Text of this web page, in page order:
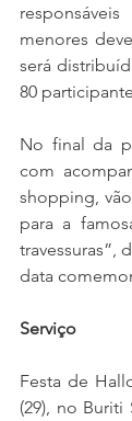
menores
será
80
No final da
com
shopping,
para a
travessuras”,
data
Serviço
Festa de
(29), no